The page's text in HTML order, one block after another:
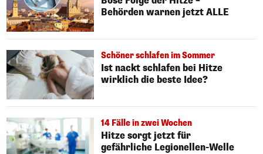
Behörden warnen jetzt ALLE
Schöner schlafen im Sommer
Ist nackt schlafen bei Hitze
wirklich die beste Idee?
14 Fälle in zwei Wochen
Hitze sorgt jetzt für
gefährliche Legionellen-Welle